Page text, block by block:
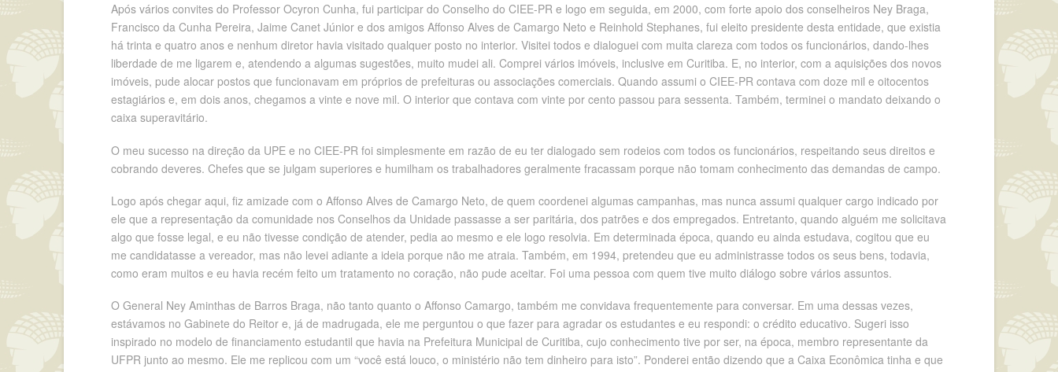
Após vários convites do Professor Ocyron Cunha, fui participar do Conselho do CIEE-PR e logo em seguida, em 2000, com forte apoio dos conselheiros Ney Braga,
Francisco da Cunha Pereira, Jaime Canet Júnior e dos amigos Affonso Alves de Camargo Neto e Reinhold Stephanes, fui eleito presidente desta entidade, que existia
há trinta e quatro anos e nenhum diretor havia visitado qualquer posto no interior. Visitei todos e dialoguei com muita clareza com todos os funcionários, dando-lhes
liberdade de me ligarem e, atendendo a algumas sugestões, muito mudei ali. Comprei vários imóveis, inclusive em Curitiba. E, no interior, com a aquisições dos novos
imóveis, pude alocar postos que funcionavam em próprios de prefeituras ou associações comerciais. Quando assumi o CIEE-PR contava com doze mil e oitocentos
estagiários e, em dois anos, chegamos a vinte e nove mil. O interior que contava com vinte por cento passou para sessenta. Também, terminei o mandato deixando o
caixa superavitário.
O meu sucesso na direção da UPE e no CIEE-PR foi simplesmente em razão de eu ter dialogado sem rodeios com todos os funcionários, respeitando seus direitos e
cobrando deveres. Chefes que se julgam superiores e humilham os trabalhadores geralmente fracassam porque não tomam conhecimento das demandas de campo.
Logo após chegar aqui, fiz amizade com o Affonso Alves de Camargo Neto, de quem coordenei algumas campanhas, mas nunca assumi qualquer cargo indicado por
ele que a representação da comunidade nos Conselhos da Unidade passasse a ser paritária, dos patrões e dos empregados. Entretanto, quando alguém me solicitava
algo que fosse legal, e eu não tivesse condição de atender, pedia ao mesmo e ele logo resolvia. Em determinada época, quando eu ainda estudava, cogitou que eu
me candidatasse a vereador, mas não levei adiante a ideia porque não me atraia. Também, em 1994, pretendeu que eu administrasse todos os seus bens, todavia,
como eram muitos e eu havia recém feito um tratamento no coração, não pude aceitar. Foi uma pessoa com quem tive muito diálogo sobre vários assuntos.
O General Ney Aminthas de Barros Braga, não tanto quanto o Affonso Camargo, também me convidava frequentemente para conversar. Em uma dessas vezes,
estávamos no Gabinete do Reitor e, já de madrugada, ele me perguntou o que fazer para agradar os estudantes e eu respondi: o crédito educativo. Sugeri isso
inspirado no modelo de financiamento estudantil que havia na Prefeitura Municipal de Curitiba, cujo conhecimento tive por ser, na época, membro representante da
UFPR junto ao mesmo. Ele me replicou com um “você está louco, o ministério não tem dinheiro para isto”. Ponderei então dizendo que a Caixa Econômica tinha e que